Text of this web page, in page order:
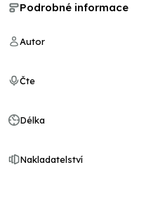
Podrobné informace
Autor
Čte
Délka
Nakladatelství